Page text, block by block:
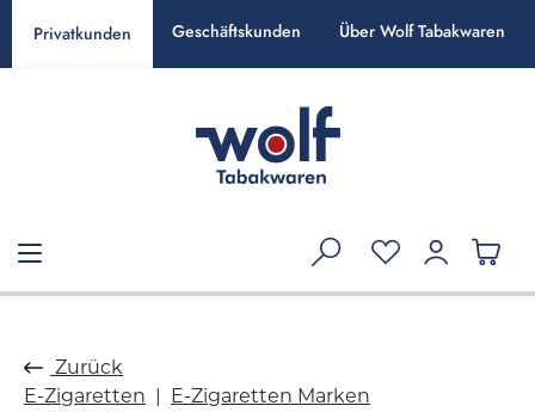
springen
Privatkunden Geschäftskunden Über Wolf Tabakwaren
Zurück
E-Zigaretten
E-Zigaretten Marken